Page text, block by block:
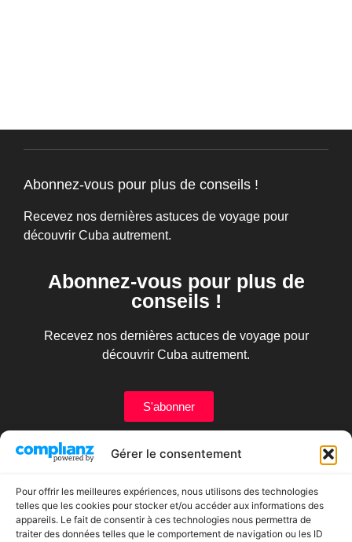
Gérer le consentement
Pour offrir les meilleures expériences, nous utilisons des technologies
telles que les cookies pour stocker et/ou accéder aux informations des
appareils. Le fait de consentir à ces technologies nous permettra de
traiter des données telles que le comportement de navigation ou les ID
Abonnez-vous pour plus de conseils !
Recevez nos dernières astuces de voyage pour
découvrir Cuba autrement.
Abonnez-vous pour plus de
conseils !
Recevez nos dernières actuces de voyage pour
découvrir Cuba autrement.
S'abonner
Tourisme Cuba
A propos de Caroline
Actualités
Provinces de Cuba